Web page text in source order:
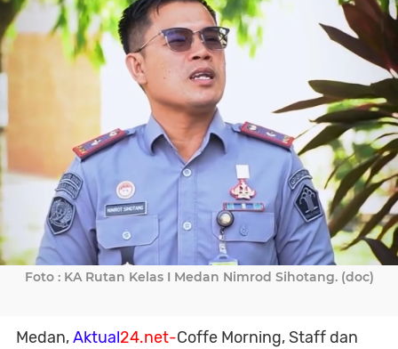
Foto : KA Rutan Kelas I Medan Nimrod Sihotang. (doc)
Medan,Aktual24.net-Coffe Morning, Staff dan